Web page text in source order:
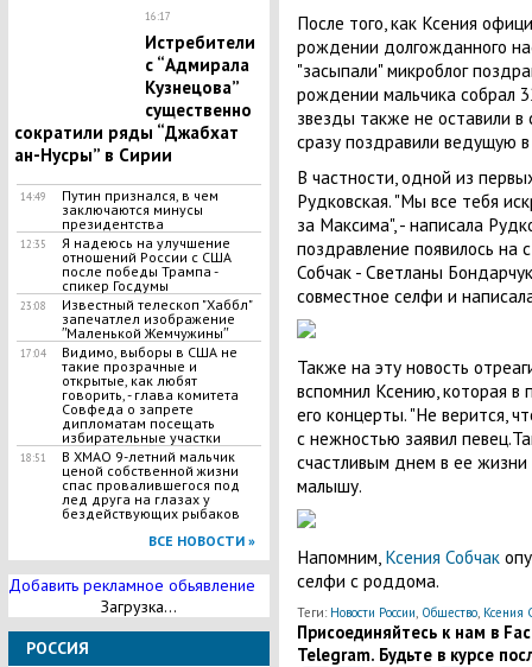
16:17
Истребители
с “Адмирала
Кузнецова”
существенно
сократили ряды “Джабхат
ан-Нусры” в Сирии
14:49
Путин признался, в чем
заключаются минусы
президентства
12:35
Я надеюсь на улучшение
отношений России с США
после победы Трампа -
спикер Госдумы
23:08
Известный телескоп "Хаббл"
запечатлел изображение
ʺМаленькой Жемчужиныʺ
17:04
Видимо, выборы в США не
такие прозрачные и
открытые, как любят
говорить, - глава комитета
Совфеда о запрете
дипломатам посещать
избирательные участки
18:51
В ХМАО 9-летний мальчик
ценой собственной жизни
спас провалившегося под
лед друга на глазах у
бездействующих рыбаков
ВСЕ НОВОСТИ »
Добавить рекламное обьявление
Загрузка...
РОССИЯ
После того, как Ксения
рождении долгожданного
"засыпали" микроблог
рождении мальчика собрал
звезды также не оставили
сразу поздравили ведущую в
В частности, одной из
Рудковская. "Мы все тебя
за Максима", - написала
поздравление появилось
Собчак - Светланы
совместное селфи и
Также на эту новость
вспомнил Ксению, которая в
его концерты. "Не верится,
с нежностью заявил
счастливым днем в ее жизни
малышу.
Напомним, Ксения Собчак
селфи с роддома.
Теги: Новости России Общество, Ксения
Присоединяйтесь к нам в
Telegram. Будьте в курсе